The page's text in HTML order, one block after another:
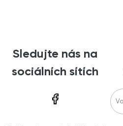
Sledujte nás na
sociálních sítích